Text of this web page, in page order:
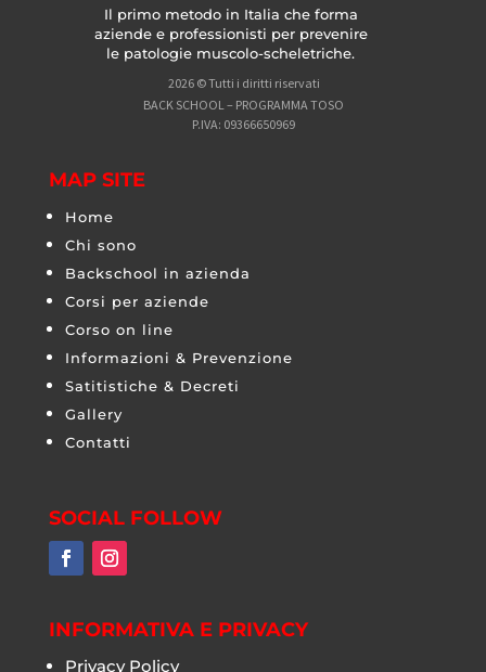
Il primo metodo in Italia che forma
aziende e professionisti per prevenire
le patologie muscolo-scheletriche.
2026 © Tutti i diritti riservati
BACK SCHOOL – PROGRAMMA TOSO
P.IVA: 09366650969
MAP SITE
Home
Chi sono
Backschool in azienda
Corsi per aziende
Corso on line
Informazioni & Prevenzione
Satitistiche & Decreti
Gallery
Contatti
SOCIAL FOLLOW
INFORMATIVA E PRIVACY
Privacy Policy